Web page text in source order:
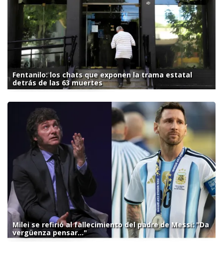
Fentanilo: los chats que exponen la trama estatal
detrás de las 63 muertes
Milei se refirió al fallecimiento del padre de Messi: "Da
vergüenza pensar..."